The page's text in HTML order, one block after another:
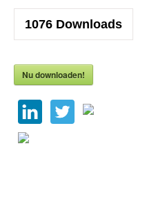
1076 Downloads
Nu downloaden!